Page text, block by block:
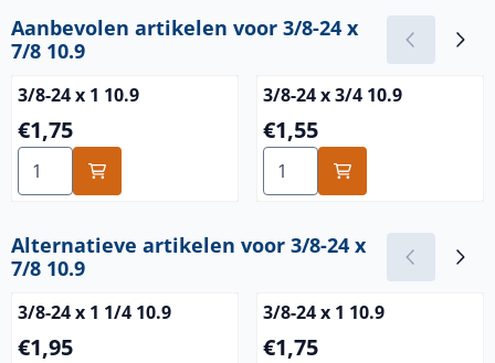
Aanbevolen artikelen voor 3/8-24 x
7/8 10.9
3/8-24 x 1 10.9
Prijs: 1,75
€1,75
Aantal kiezen voor 3/8-24 x 1 10.9
3/8-24 x 3/4 10.9
Prijs: 1,55
€1,55
Aantal kiezen voor 3/8-24 x
Alternatieve artikelen voor 3/8-24 x
7/8 10.9
3/8-24 x 1 1/4 10.9
Prijs: 1,95
€1,95
3/8-24 x 1 10.9
Prijs: 1,75
€1,75